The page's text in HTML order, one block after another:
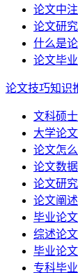
论文中
论文研
什么是
论文毕
论文技巧知识
文科硕
大学论
论文怎
论文数
论文研
论文阐
毕业论
综述论
毕业论
专科毕